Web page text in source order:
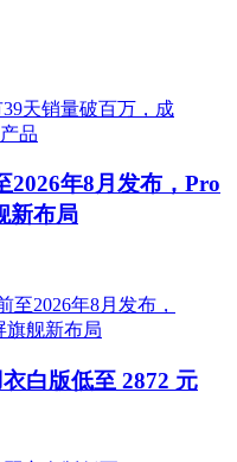
年8月发布，Pro
新布局
白版低至 2872 元